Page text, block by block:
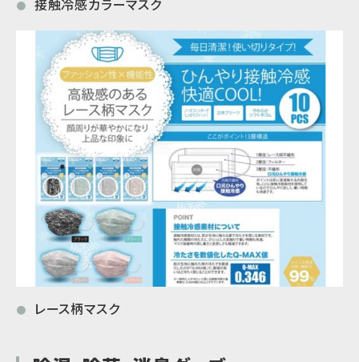
● 接触冷感カラーマスク
● レース柄マスク